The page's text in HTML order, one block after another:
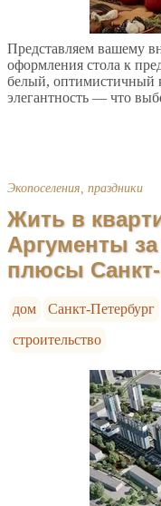
Представляем вашему
оформления стола к
белый, оптимистичный
элегантность — что
Экопоселения, праздники
Жить в
Аргументы
плюсы Санкт-
дом Санкт-Петербург
строительство